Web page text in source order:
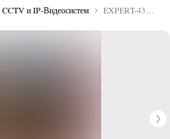
CCTV и IP-Видеосистем